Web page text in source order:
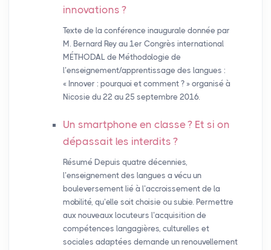
innovations ?
Texte de la conférence inaugurale donnée par
M. Bernard Rey au 1er Congrès international
MÉTHODAL de Méthodologie de
l’enseignement/apprentissage des langues :
« Innover : pourquoi et comment ? » organisé à
Nicosie du 22 au 25 septembre 2016.
Un smartphone en classe? Et si on
dépassait les interdits ?
Résumé Depuis quatre décennies,
l’enseignement des langues a vécu un
bouleversement lié à l’accroissement de la
mobilité, qu’elle soit choisie ou subie. Permettre
aux nouveaux locuteurs l’acquisition de
compétences langagières, culturelles et
sociales adaptées demande un renouvellement